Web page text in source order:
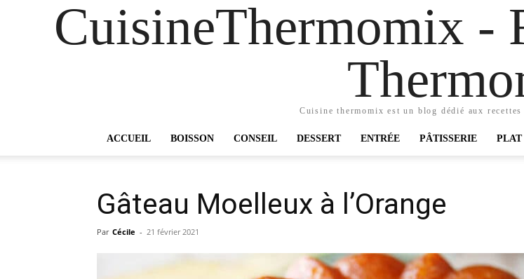
CuisineThermomix -
Cuisine thermomix est un blog dédié aux
ACCUEIL BOISSON CONSEIL DESSERT ENTRÉE PÂTISSERIE PLAT
Gâteau Moelleux à l’Orange
Par Cécile - 21 février 2021